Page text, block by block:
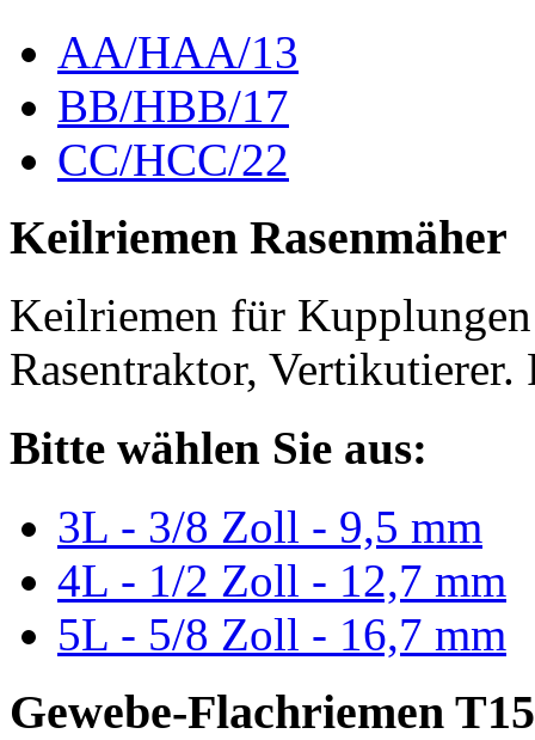
AA/HAA/13
BB/HBB/17
CC/HCC/22
Keilriemen Rasenmäher
Keilriemen für Kupplungen
Rasentraktor,
Bitte wählen Sie aus:
3L - 3/8 Zoll - 9,5 mm
4L - 1/2 Zoll - 12,7 mm
5L - 5/8 Zoll - 16,7 mm
Gewebe-Flachriemen